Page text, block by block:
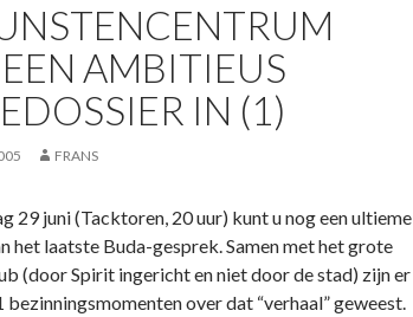
AMBITIEUS
IN (1)
FRANS
29 juni (Tacktoren, 20 uur) kunt u nog een ultieme
het laatste Buda-gesprek. Samen met het grote
(door Spirit ingericht en niet door de stad) zijn er
bezinningsmomenten over dat “verhaal” geweest.